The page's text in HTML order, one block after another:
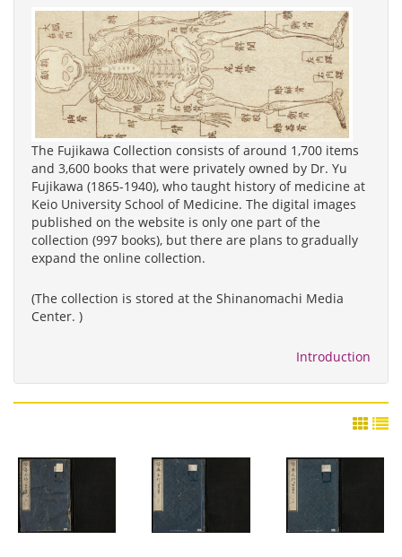
The Fujikawa Collection consists of around 1,700 items
and 3,600 books that were privately owned by Dr. Yu
Fujikawa (1865-1940), who taught history of medicine at
Keio University School of Medicine. The digital images
published on the website is only one part of the
collection (997 books), but there are plans to gradually
expand the online collection.
(The collection is stored at the Shinanomachi Media
Center. )
Introduction